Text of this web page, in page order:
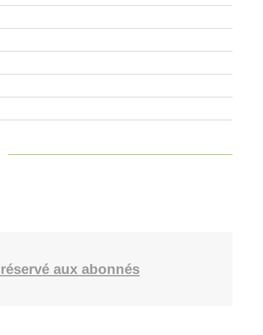
aux abonnés